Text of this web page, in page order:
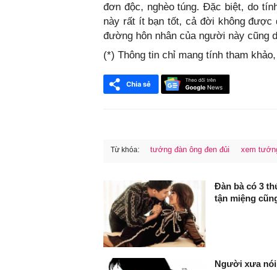
đơn độc, nghèo túng. Đặc biệt, do
này rất ít bạn tốt, cả đời không được
đường hôn nhân của người này cũng
(*) Thông tin chỉ mang tính tham
Từ khóa: tướng đàn ông đen đủi xem
Đàn bà có 3
tận miệng
Người xưa